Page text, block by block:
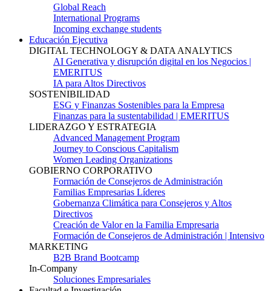
Global Reach
International Programs
Incoming exchange students
Educación Ejecutiva
DIGITAL TECHNOLOGY & DATA ANALYTICS
AI Generativa y disrupción digital en los Negocios |
EMERITUS
IA para Altos Directivos
SOSTENIBILIDAD
ESG y Finanzas Sostenibles para la Empresa
Finanzas para la sustentabilidad | EMERITUS
LIDERAZGO Y ESTRATEGIA
Advanced Management Program
Journey to Conscious Capitalism
Women Leading Organizations
GOBIERNO CORPORATIVO
Formación de Consejeros de Administración
Familias Empresarias Líderes
Gobernanza Climática para Consejeros y Altos
Directivos
Creación de Valor en la Familia Empresaria
Formación de Consejeros de Administración | Intensivo
MARKETING
B2B Brand Bootcamp
In-Company
Soluciones Empresariales